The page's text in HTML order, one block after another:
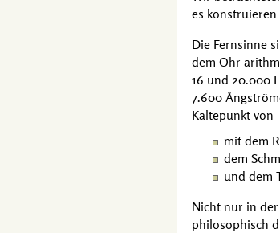
es
Die Fernsinne
dem Ohr
16 und 20.000
7.600
Kältepunkt von
mit dem
dem
und dem
Nicht nur in
philosophisch